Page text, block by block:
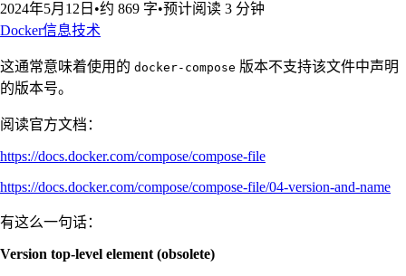
2024年5月12日 •约 869 字•预计阅读 3 分钟
Docker信息技术
这通常意味着使用的 docker-compose 版本不支持该文件中声明
的版本号。
阅读官方文档：
https://docs.docker.com/compose/compose-file
https://docs.docker.com/compose/compose-file/04-version-and-name
有这么一句话：
Version top-level element (obsolete)